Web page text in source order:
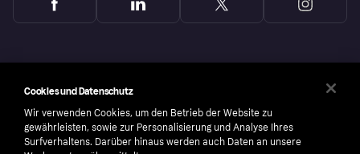
Cookies und Datenschutz
Wir verwenden Cookies, um den Betrieb der Website zu
gewährleisten, sowie zur Personalisierung und Analyse Ihres
Surfverhaltens. Darüber hinaus werden auch Daten an unsere